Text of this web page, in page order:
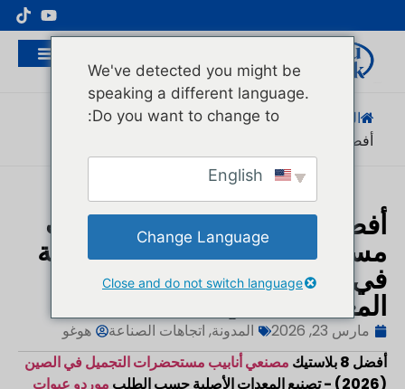
مُصنِّع عبوات مستحضرات التجميل الاحترافية
الصفحة الرئيسية / المدونة / اتجاهات الصناعة
أفضل 8 أفضل 8 بلاستيك...
أفضل 8 أفضل 8 مصنعي أنابيب
مستحضرات التجميل البلاستيكية
في الصين: موردو أنابيب تصنيع
المعدات الأصلية المخصصة
مارس 23, 2026 المدونة, اتجاهات الصناعة
هوغو
أفضل 8 بلاستيك
مصنعي أنابيب مستحضرات التجميل في الصين
(2026) - تصنيع المعدات الأصلية حسب الطلب
موردو عبوات
We've detected you might be
speaking a different language.
Do you want to change to:
Change Language
Close and do not switch language